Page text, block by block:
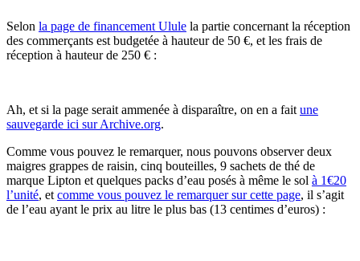
Selon la page de financement Ulule la partie concernant la réception
des commerçants est budgetée à hauteur de 50 €, et les frais de
réception à hauteur de 250 € :
Ah, et si la page serait ammenée à disparaître, on en a fait une
sauvegarde ici sur Archive.org.
Comme vous pouvez le remarquer, nous pouvons observer deux
maigres grappes de raisin, cinq bouteilles, 9 sachets de thé de
marque Lipton et quelques packs d’eau posés à même le sol à 1€20
l’unité, et comme vous pouvez le remarquer sur cette page, il s’agit
de l’eau ayant le prix au litre le plus bas (13 centimes d’euros) :